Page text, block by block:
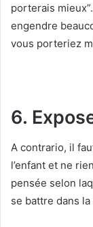
porterais
engendre
vous porteriez
6.
A contrario, il
l’enfant et ne
pensée selon
se battre dans la